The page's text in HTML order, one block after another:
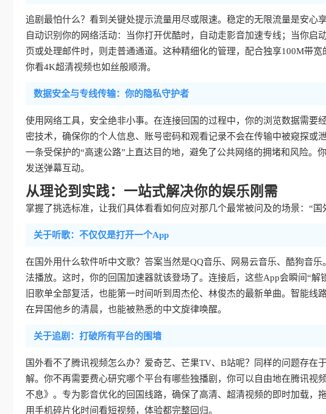
追剧最怕什么？看到关键处提示流量用尽或限速。稳定的无限流量是安心
自动识别你的网络活动：当你打开优酷时，自动走影音加速专线；当你启
页或处理邮件时，则走普通通道。这种精细化的管理，配合独享100M带
你看4K超清视频也如丝般顺滑。
数据安全与专线传输：你的隐私守护者
使用网络工具，安全绝非小事。在连接回国的过程中，你的浏览数据需要
密技术，确保你的个人信息、账号密码和观看记录不会在传输中被窥探或
一条受保护的“高速公路”上直达目的地，避免了公共网络的拥堵和风险。
发送弹幕互动。
从理论到实践：一站式解决你的娱乐刚需
掌握了挑选标准，让我们具体看看如何应对那几个最常被问及的场景：“
关于听歌：不仅仅是打开一个App
在国外用什么软件听中文歌？答案当然是QQ音乐、网易云音乐、酷狗音
法播放。这时，你的回国加速器就该登场了。连接后，这些App会瞬间“
旧歌单全部复活，也能第一时间听到周杰伦、林俊杰的最新单曲。智能
在异国他乡的清晨，也能被熟悉的中文旋律唤醒。
关于追剧：打破所有平台的围墙
国外看不了腾讯视频怎么办？爱奇艺、芒果TV、B站呢？同样的问题存在
解。你不再需要费心研究哪个平台有哪些独播剧，你可以自由地在腾讯视
不息》。专为影音优化的回国线路，确保了高清、超清视频的即时加载，
用手机碎片化时间看短视频，体验都完整回归。